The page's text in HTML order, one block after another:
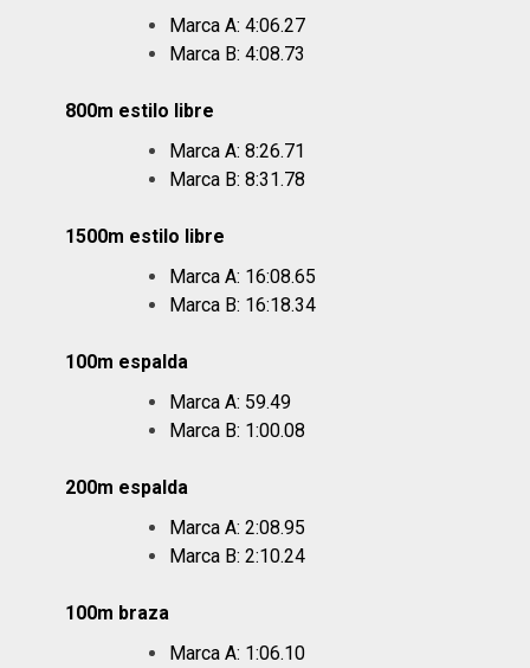
Marca A: 4:06.27
Marca B: 4:08.73
800m estilo libre
Marca A: 8:26.71
Marca B: 8:31.78
1500m estilo libre
Marca A: 16:08.65
Marca B: 16:18.34
100m espalda
Marca A: 59.49
Marca B: 1:00.08
200m espalda
Marca A: 2:08.95
Marca B: 2:10.24
100m braza
Marca A: 1:06.10